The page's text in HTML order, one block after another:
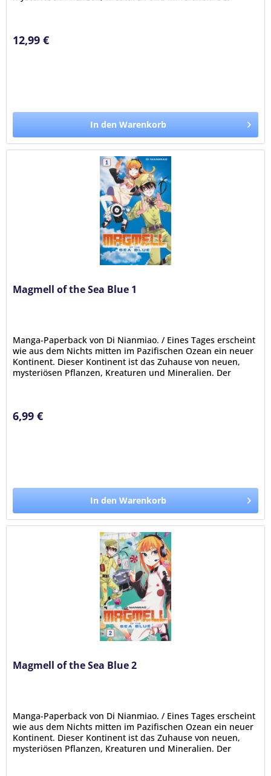
12,99 €
In den Warenkorb
Magmell of the Sea Blue 1
Manga-Paperback von Di Nianmiao. / Eines Tages erscheint
wie aus dem Nichts mitten im Pazifischen Ozean ein neuer
Kontinent. Dieser Kontinent ist das Zuhause von neuen,
mysteriösen Pflanzen, Kreaturen und Mineralien. Der
6,99 €
In den Warenkorb
Magmell of the Sea Blue 2
Manga-Paperback von Di Nianmiao. / Eines Tages erscheint
wie aus dem Nichts mitten im Pazifischen Ozean ein neuer
Kontinent. Dieser Kontinent ist das Zuhause von neuen,
mysteriösen Pflanzen, Kreaturen und Mineralien. Der